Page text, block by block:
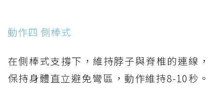
動作四 側棒式
在側棒式支撐下，維持脖子與脊椎的連線，
保持身體直立避免彎區，動作維持8-10秒。